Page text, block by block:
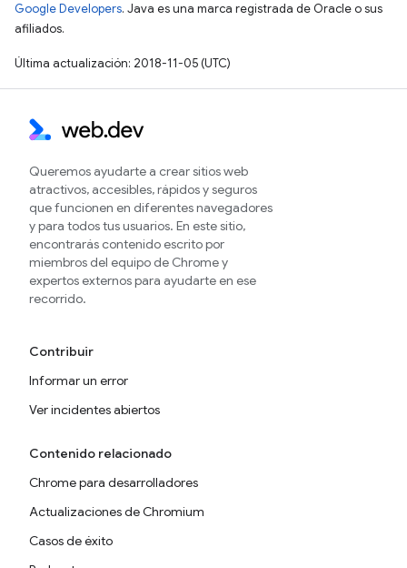
Google Developers. Java es una marca registrada de Oracle o sus
afiliados.
Última actualización: 2018-11-05 (UTC)
Queremos ayudarte a crear sitios web
atractivos, accesibles, rápidos y seguros
que funcionen en diferentes navegadores
y para todos tus usuarios. En este sitio,
encontrarás contenido escrito por
miembros del equipo de Chrome y
expertos externos para ayudarte en ese
recorrido.
Contribuir
Informar un error
Ver incidentes abiertos
Contenido relacionado
Chrome para desarrolladores
Actualizaciones de Chromium
Casos de éxito